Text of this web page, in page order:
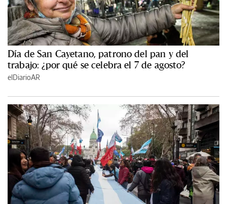
Día de San Cayetano, patrono del pan y del
trabajo: ¿por qué se celebra el 7 de agosto?
elDiarioAR